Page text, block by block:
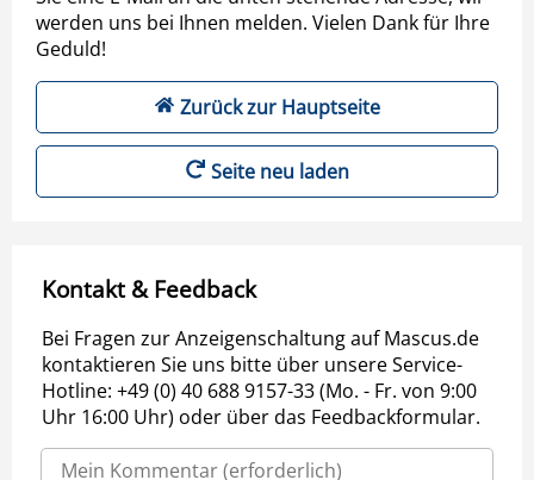
werden uns bei Ihnen melden. Vielen Dank für Ihre
Geduld!
Zurück zur Hauptseite
Seite neu laden
Kontakt & Feedback
Bei Fragen zur Anzeigenschaltung auf Mascus.de
kontaktieren Sie uns bitte über unsere Service-
Hotline: +49 (0) 40 688 9157-33 (Mo. - Fr. von 9:00
Uhr 16:00 Uhr) oder über das Feedbackformular.